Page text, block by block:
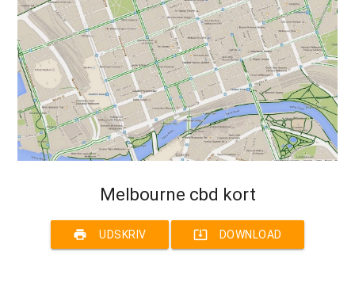
Melbourne cbd kort
print UDSKRIV system_update_alt DOWNLOAD